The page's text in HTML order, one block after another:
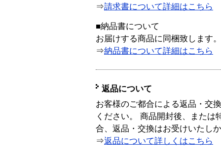
⇒請求書について詳細はこちら
■納品書について
お届けする商品に同梱致します。
⇒納品書について詳細はこちら
返品について
お客様のご都合による返品・交
ください。 商品開封後、または
合、返品・交換はお受けいたし
⇒返品について詳しくはこちら